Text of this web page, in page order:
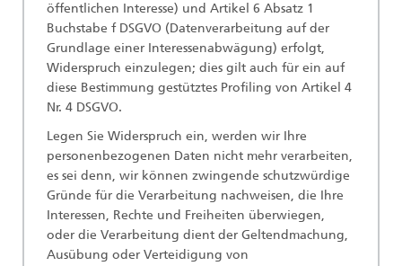
öffentlichen Interesse) und Artikel 6 Absatz 1
Buchstabe f DSGVO (Datenverarbeitung auf der
Grundlage einer Interessenabwägung) erfolgt,
Widerspruch einzulegen; dies gilt auch für ein auf
diese Bestimmung gestütztes Profiling von Artikel 4
Nr. 4 DSGVO.
Legen Sie Widerspruch ein, werden wir Ihre
personenbezogenen Daten nicht mehr verarbeiten,
es sei denn, wir können zwingende schutzwürdige
Gründe für die Verarbeitung nachweisen, die Ihre
Interessen, Rechte und Freiheiten überwiegen,
oder die Verarbeitung dient der Geltendmachung,
Ausübung oder Verteidigung von